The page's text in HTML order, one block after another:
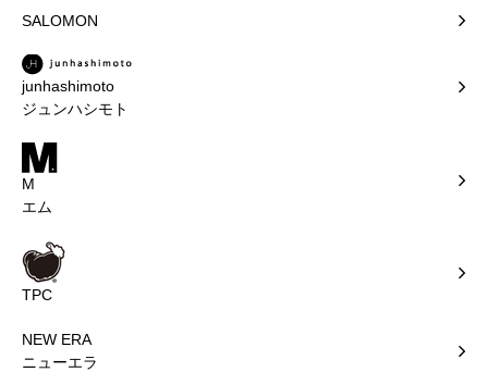
SALOMON
junhashimoto
ジュンハシモト
M
エム
TPC
NEW ERA
ニューエラ